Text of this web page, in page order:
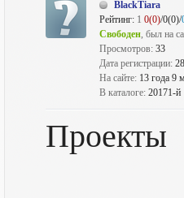
BlackTiara
Рейтинг: 1 0(0)/0(0)/
Свободен, был на
Просмотров: 33
Дата регистрации:
На сайте: 13 года 9
В каталоге: 20171-й
Проекты